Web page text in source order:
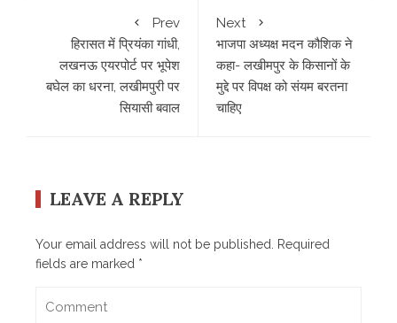
Prev
हिरासत में प्रियंका गांधी,
लखनऊ एयरपोर्ट पर भूपेश
बघेल का धरना, लखीमपुरी पर
सियासी बवाल
Next
भाजपा अध्यक्ष मदन कौशिक ने
कहा- लखीमपुर के किसानों के
मुद्दे पर विपक्ष को संयम बरतना
चाहिए
LEAVE A REPLY
Your email address will not be published.
Required
fields are marked *